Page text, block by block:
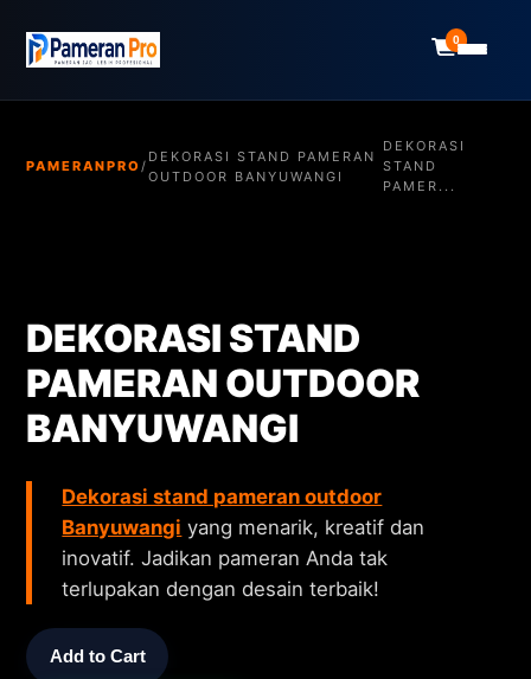
0
PAMERANPRO/
DEKORASI STAND PAMERAN
OUTDOOR BANYUWANGI
DEKORASI
STAND
PAMER...
DEKORASI STAND
PAMERAN OUTDOOR
BANYUWANGI
Dekorasi stand pameran outdoor
Banyuwangi yang menarik, kreatif dan
inovatif. Jadikan pameran Anda tak
terlupakan dengan desain terbaik!
Add to Cart